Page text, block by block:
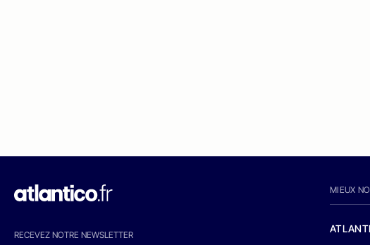
RECEVEZ NOTRE NEWSLETTER
MIEUX